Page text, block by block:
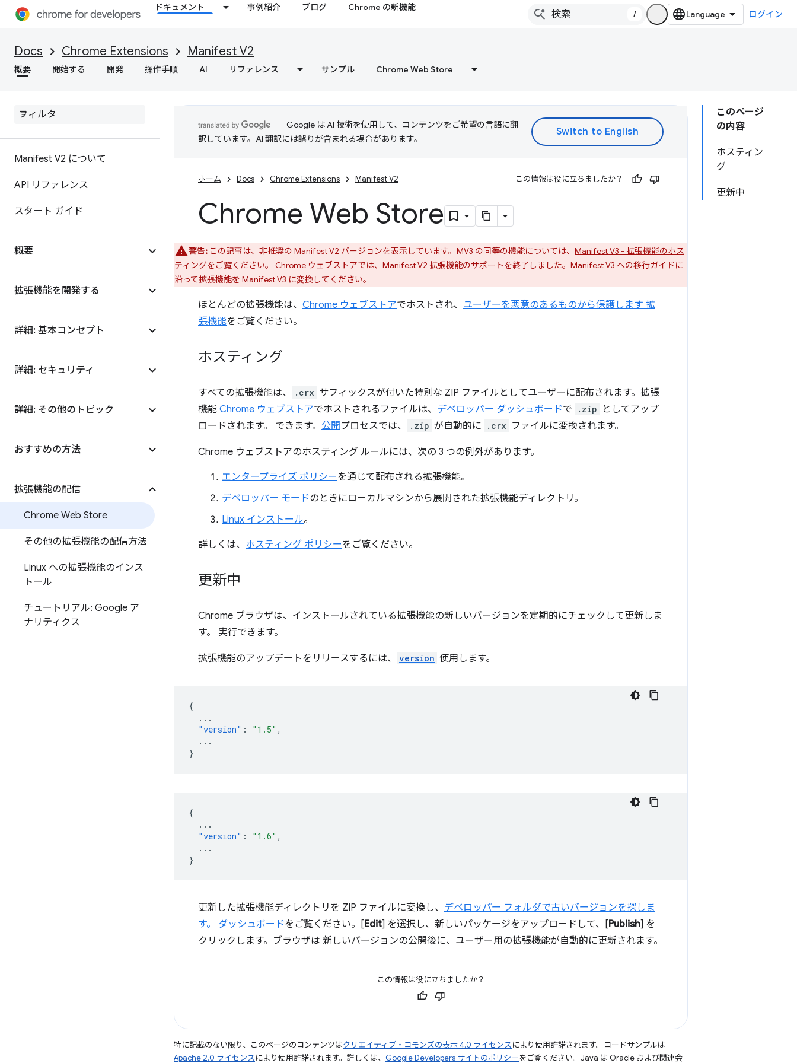
ドキュメント 事例紹介 ブログ Chrome の新機能
/ ログイン
Docs Chrome Extensions Manifest V2
概要 開始する 開発 操作手順 AI リファレンス サンプル Chrome Web Store
Manifest V2 について
API リファレンス
スタート ガイド
概要
拡張機能を開発する
詳細: 基本コンセプト
詳細: セキュリティ
詳細: その他のトピック
おすすめの方法
拡張機能の配信
Chrome Web Store
その他の拡張機能の配信方法
Linux への拡張機能のインス
トール
チュートリアル: Google ア
ナリティクス
このページ
の内容
ホスティン
グ
更新中
Google は AI 技術を使用して、コンテンツをご希望の言語に翻
訳しています。AI 翻訳には誤りが含まれる場合があります。
ホーム Docs Chrome Extensions Manifest V2 この情報は役に立ちましたか？
Chrome Web Store
警告: この記事は、非推奨の Manifest V2 バージョンを表示しています。MV3 の同等の機能については、 Manifest V3 - 拡張機能のホス
ティングをご覧ください。 Chrome ウェブストアでは、Manifest V2 拡張機能のサポートを終了しました。 Manifest V3 への移行ガイドに
沿って拡張機能を Manifest V3 に変換してください。
ほとんどの拡張機能は、 Chrome ウェブストアでホストされ、 ユーザーを悪意のあるものから保護します 拡
張機能をご覧ください。
ホスティング
すべての拡張機能は、 .crx サフィックスが付いた特別な ZIP ファイルとしてユーザーに配布されます。拡張
機能 Chrome ウェブストアでホストされるファイルは、 デベロッパー ダッシュボードで .zip
としてアップ
ロードされます。 できます。 公開プロセスでは、 .zip が自動的に .crx ファイルに変換されます。
Chrome ウェブストアのホスティング ルールには、次の 3 つの例外があります。
エンタープライズ ポリシーを通じて配布される拡張機能。
デベロッパー モードのときにローカルマシンから展開された拡張機能ディレクトリ。
Linux インストール。
詳しくは、 ホスティング ポリシーをご覧ください。
更新中
Chrome ブラウザは、インストールされている拡張機能の新しいバージョンを定期的にチェックして更新しま
す。 実行できます。
拡張機能のアップデートをリリースするには、 version 使用します。
{
...
"version" : "1.5" ,
...
}
{
...
"version" : "1.6" ,
...
}
更新した拡張機能ディレクトリを ZIP ファイルに変換し、 デベロッパー フォルダで古いバージョンを探しま
す。 ダッシュボードをご覧ください。[Edit] を選択し、新しいパッケージをアップロードして、[Publish] を
クリックします。ブラウザは 新しいバージョンの公開後に、ユーザー用の拡張機能が自動的に更新されます。
この情報は役に立ちましたか？
特に記載のない限り、このページのコンテンツはクリエイティブ・コモンズの表示 4.0 ライセンスにより使用許諾されます。コードサンプルは
Apache 2.0 ライセンスにより使用許諾されます。詳しくは、 Google Developers サイトのポリシーをご覧ください。Java は Oracle および関連会